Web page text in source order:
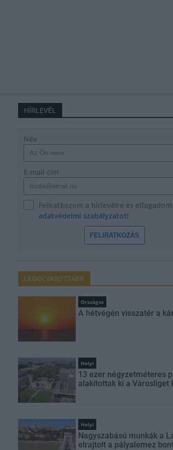
HÍRLEVÉL
Név
E-mail cím
Feliratkozom a hírlevélre és elfogadom
adatvédelmi szabályzatot!
FELIRATKOZÁS
LEGOLVASOTTABB
Országos
A hétvégén visszatér a
Helyi
13 ezer négyzetméteres
alakítottak ki a Városliget
Helyi
Nagyszabású munkák a
elrajtolt a pályalemez